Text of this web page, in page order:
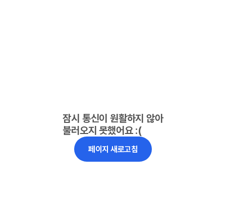
잠시 통신이 원활하지 않아
불러오지 못했어요 :(
페이지 새로고침